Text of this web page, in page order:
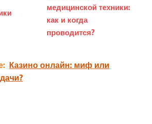
медицинской техники:
как и когда
проводится?
Казино онлайн: миф или